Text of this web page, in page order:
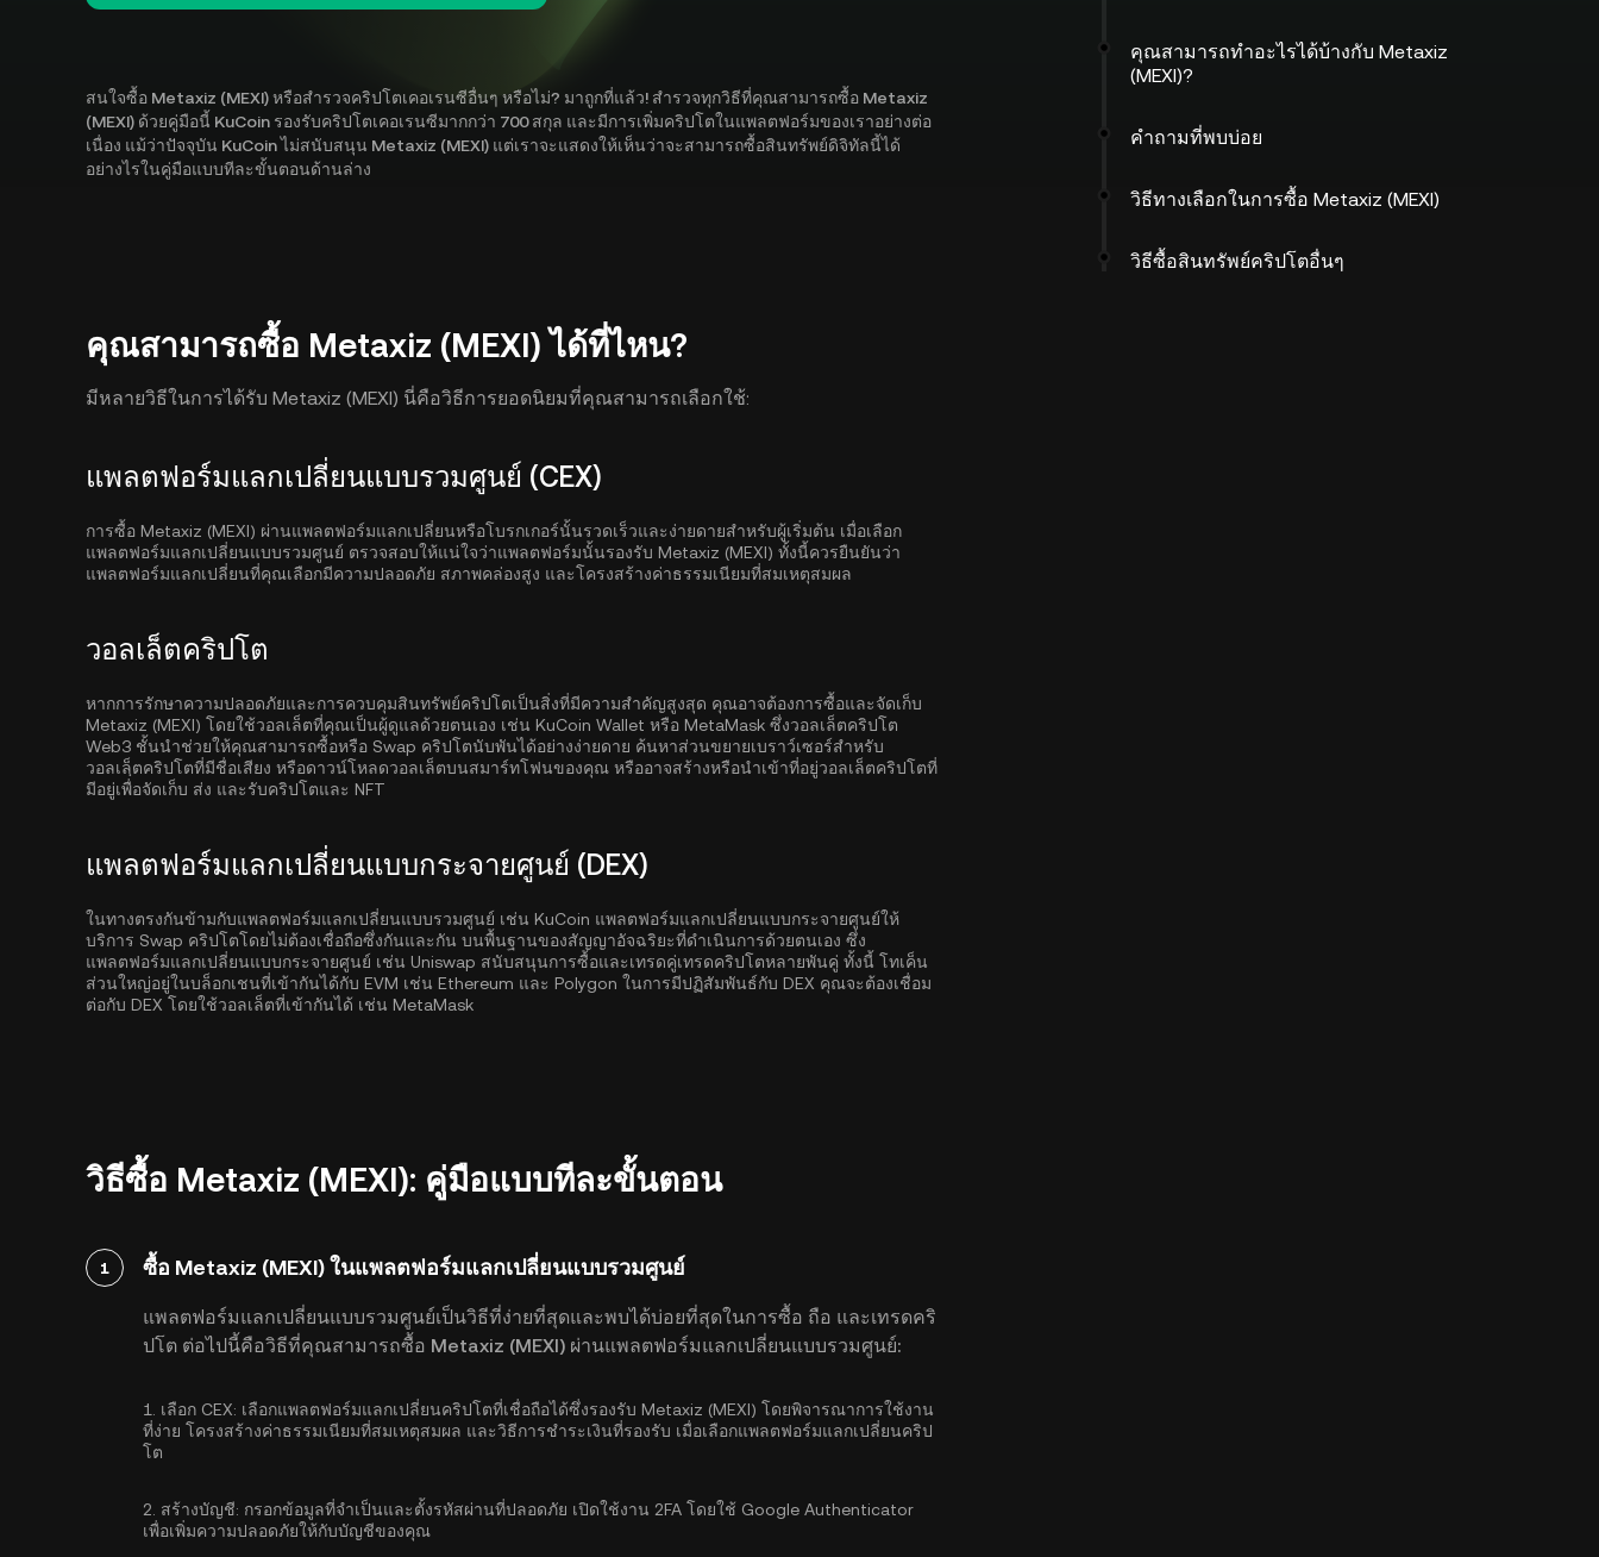
สนใจซื้อ Metaxiz (MEXI) หรือสำรวจคริปโตเคอเรนซีอื่นๆ หรือไม่? มาถูกที่แล้ว! สำรวจทุกวิธีที่คุณสามารถซื้อ Metaxiz
(MEXI) ด้วยคู่มือนี้ KuCoin รองรับคริปโตเคอเรนซีมากกว่า 700 สกุล และมีการเพิ่มคริปโตในแพลตฟอร์มของเราอย่างต่อ
เนื่อง แม้ว่าปัจจุบัน KuCoin ไม่สนับสนุน Metaxiz (MEXI) แต่เราจะแสดงให้เห็นว่าจะสามารถซื้อสินทรัพย์ดิจิทัลนี้ได้
อย่างไรในคู่มือแบบทีละขั้นตอนด้านล่าง
คุณสามารถซื้อ Metaxiz (MEXI) ได้ที่ไหน?
มีหลายวิธีในการได้รับ Metaxiz (MEXI) นี่คือวิธีการยอดนิยมที่คุณสามารถเลือกใช้:
แพลตฟอร์มแลกเปลี่ยนแบบรวมศูนย์ (CEX)
การซื้อ Metaxiz (MEXI) ผ่านแพลตฟอร์มแลกเปลี่ยนหรือโบรกเกอร์นั้นรวดเร็วและง่ายดายสำหรับผู้เริ่มต้น เมื่อเลือก
แพลตฟอร์มแลกเปลี่ยนแบบรวมศูนย์ ตรวจสอบให้แน่ใจว่าแพลตฟอร์มนั้นรองรับ Metaxiz (MEXI) ทั้งนี้ควรยืนยันว่า
แพลตฟอร์มแลกเปลี่ยนที่คุณเลือกมีความปลอดภัย สภาพคล่องสูง และโครงสร้างค่าธรรมเนียมที่สมเหตุสมผล
วอลเล็ตคริปโต
หากการรักษาความปลอดภัยและการควบคุมสินทรัพย์คริปโตเป็นสิ่งที่มีความสำคัญสูงสุด คุณอาจต้องการซื้อและจัดเก็บ
Metaxiz (MEXI) โดยใช้วอลเล็ตที่คุณเป็นผู้ดูแลด้วยตนเอง เช่น KuCoin Wallet หรือ MetaMask ซึ่งวอลเล็ตคริปโต
Web3 ชั้นนำช่วยให้คุณสามารถซื้อหรือ Swap คริปโตนับพันได้อย่างง่ายดาย ค้นหาส่วนขยายเบราว์เซอร์สำหรับ
วอลเลฺ็ตคริปโตที่มีชื่อเสียง หรือดาวน์โหลดวอลเล็ตบนสมาร์ทโฟนของคุณ หรืออาจสร้างหรือนำเข้าที่อยู่วอลเล็ตคริปโตที่
มีอยู่เพื่อจัดเก็บ ส่ง และรับคริปโตและ NFT
แพลตฟอร์มแลกเปลี่ยนแบบกระจายศูนย์ (DEX)
ในทางตรงกันข้ามกับแพลตฟอร์มแลกเปลี่ยนแบบรวมศูนย์ เช่น KuCoin แพลตฟอร์มแลกเปลี่ยนแบบกระจายศูนย์ให้
บริการ Swap คริปโตโดยไม่ต้องเชื่อถือซึ่งกันและกัน บนพื้นฐานของสัญญาอัจฉริยะที่ดำเนินการด้วยตนเอง ซึ่ง
แพลตฟอร์มแลกเปลี่ยนแบบกระจายศูนย์ เช่น Uniswap สนับสนุนการซื้อและเทรดคู่เทรดคริปโตหลายพันคู่ ทั้งนี้ โทเค็น
ส่วนใหญ่อยู่ในบล็อกเชนที่เข้ากันได้กับ EVM เช่น Ethereum และ Polygon ในการมีปฏิสัมพันธ์กับ DEX คุณจะต้องเชื่อม
ต่อกับ DEX โดยใช้วอลเล็ตที่เข้ากันได้ เช่น MetaMask
วิธีซื้อ Metaxiz (MEXI): คู่มือแบบทีละขั้นตอน
1 ซื้อ Metaxiz (MEXI) ในแพลตฟอร์มแลกเปลี่ยนแบบรวมศูนย์
แพลตฟอร์มแลกเปลี่ยนแบบรวมศูนย์เป็นวิธีที่ง่ายที่สุดและพบได้บ่อยที่สุดในการซื้อ ถือ และเทรดคริ
ปโต ต่อไปนี้คือวิธีที่คุณสามารถซื้อ Metaxiz (MEXI) ผ่านแพลตฟอร์มแลกเปลี่ยนแบบรวมศูนย์:
1. เลือก CEX: เลือกแพลตฟอร์มแลกเปลี่ยนคริปโตที่เชื่อถือได้ซึ่งรองรับ Metaxiz (MEXI) โดยพิจารณาการใช้งาน
ที่ง่าย โครงสร้างค่าธรรมเนียมที่สมเหตุสมผล และวิธีการชำระเงินที่รองรับ เมื่อเลือกแพลตฟอร์มแลกเปลี่ยนคริป
โต
2. สร้างบัญชี: กรอกข้อมูลที่จำเป็นและตั้งรหัสผ่านที่ปลอดภัย เปิดใช้งาน 2FA โดยใช้ Google Authenticator
เพื่อเพิ่มความปลอดภัยให้กับบัญชีของคุณ
คุณสามารถทำอะไรได้บ้างกับ Metaxiz
(MEXI)?
คำถามที่พบบ่อย
วิธีทางเลือกในการซื้อ Metaxiz (MEXI)
วิธีซื้อสินทรัพย์คริปโตอื่นๆ